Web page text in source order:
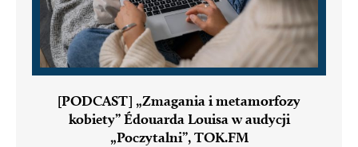
[PODCAST] „Zmagania i metamorfozy
kobiety” Édouarda Louisa w audycji
„Poczytalni”, TOK.FM